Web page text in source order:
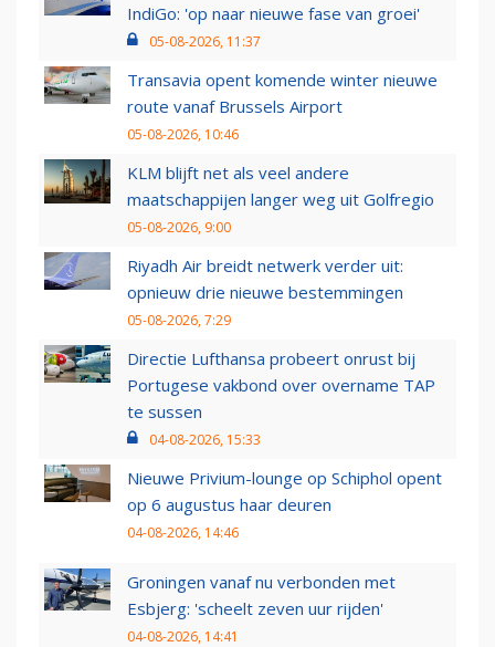
IndiGo: 'op naar nieuwe fase van groei'
05-08-2026, 11:37
Transavia opent komende winter nieuwe
route vanaf Brussels Airport
05-08-2026, 10:46
KLM blijft net als veel andere
maatschappijen langer weg uit Golfregio
05-08-2026, 9:00
Riyadh Air breidt netwerk verder uit:
opnieuw drie nieuwe bestemmingen
05-08-2026, 7:29
Directie Lufthansa probeert onrust bij
Portugese vakbond over overname TAP
te sussen
04-08-2026, 15:33
Nieuwe Privium-lounge op Schiphol opent
op 6 augustus haar deuren
04-08-2026, 14:46
Groningen vanaf nu verbonden met
Esbjerg: 'scheelt zeven uur rijden'
04-08-2026, 14:41